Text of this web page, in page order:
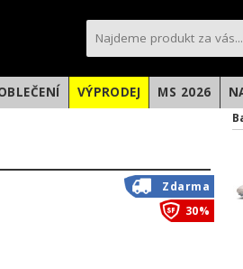
VÝPRODEJ MS 2026
Zdarma
30%